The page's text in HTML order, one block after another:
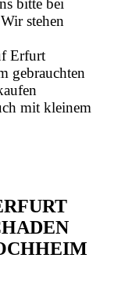
bitte bei
stehen
Erfurt
gebrauchten
mit kleinem